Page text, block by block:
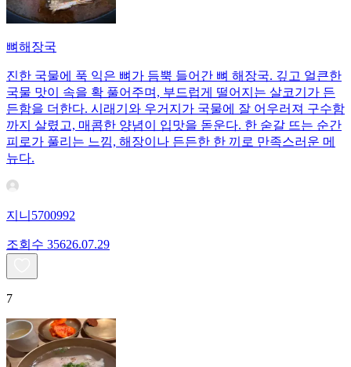
뼈해장국
진한 국물에 푹 익은 뼈가 듬뿍 들어간 뼈 해장국. 깊고 얼큰한
국물 맛이 속을 확 풀어주며, 부드럽게 떨어지는 살코기가 든
든함을 더한다. 시래기와 우거지가 국물에 잘 어우러져 구수함
까지 살렸고, 매콤한 양념이 입맛을 돋운다. 한 숟갈 뜨는 순간
피로가 풀리는 느낌, 해장이나 든든한 한 끼로 만족스러운 메
뉴다.
지니5700992
조회수 35626.07.29
7